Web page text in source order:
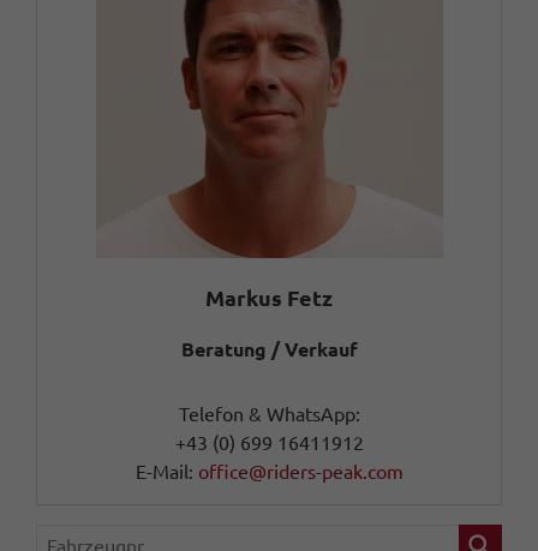
Markus Fetz
Beratung / Verkauf
Telefon & WhatsApp:
+43 (0) 699 16411912
E-Mail: office@riders-peak.com
Fahrzeugnr.